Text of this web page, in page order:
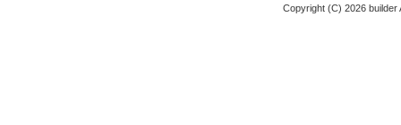
Copyright (C) 2026 builder